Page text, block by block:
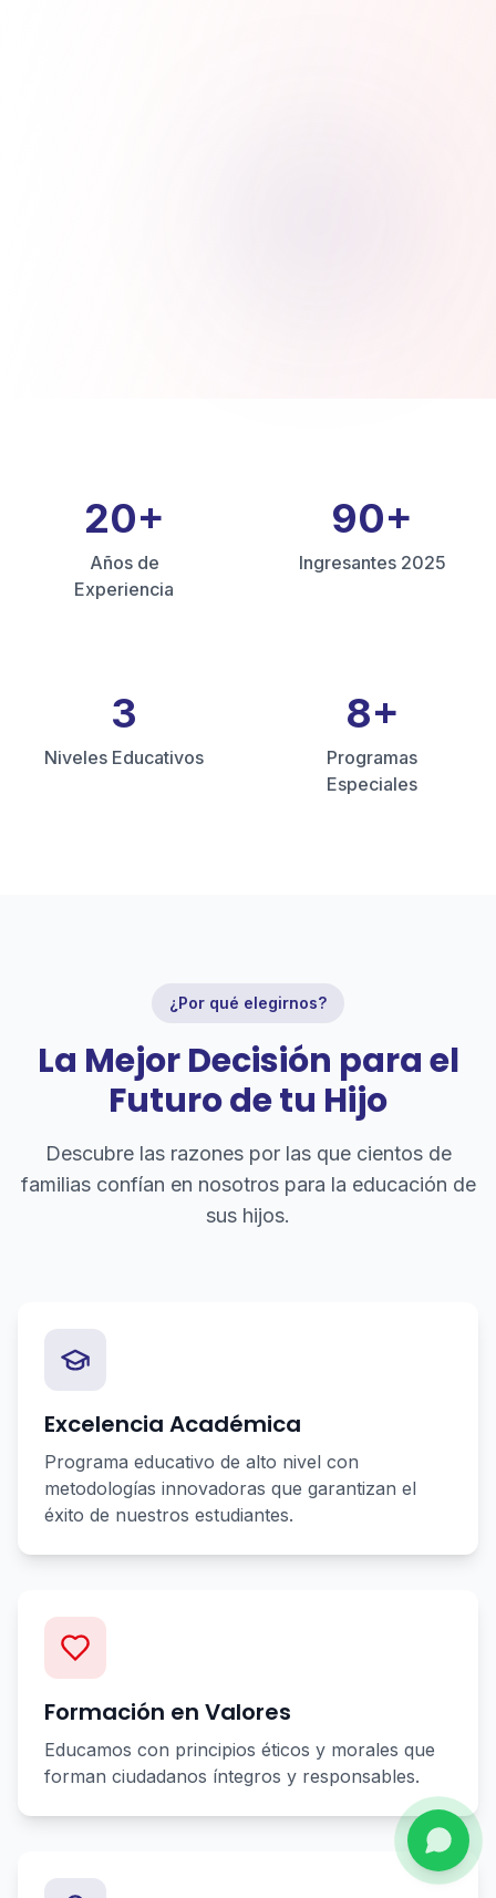
20+
Años de
Experiencia
90+
Ingresantes 2025
3
Niveles Educativos
8+
Programas
Especiales
¿Por qué elegirnos?
La Mejor Decisión para el
Futuro de tu Hijo
Descubre las razones por las que cientos de
familias confían en nosotros para la educación de
sus hijos.
Excelencia Académica
Programa educativo de alto nivel con
metodologías innovadoras que garantizan el
éxito de nuestros estudiantes.
Formación en Valores
Educamos con principios éticos y morales que
forman ciudadanos íntegros y responsables.